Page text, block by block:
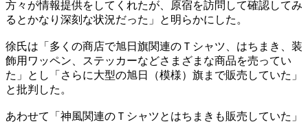
方々が情報提供をしてくれたが、原宿を訪問して確認してみ
るとかなり深刻な状況だった」と明らかにした。
徐氏は「多くの商店で旭日旗関連のＴシャツ、はちまき、装
飾用ワッペン、ステッカーなどさまざまな商品を売ってい
た」とし「さらに大型の旭日（模様）旗まで販売していた」
と批判した。
あわせて「神風関連のＴシャツとはちまきも販売していた」